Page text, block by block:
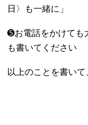
日〉も一緒に」
➎お電話をかけても
も書いてください
以上のことを書いて